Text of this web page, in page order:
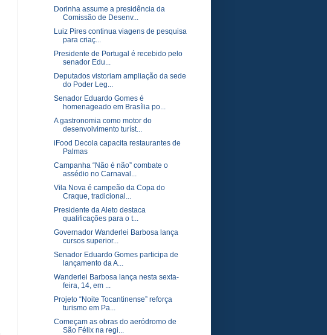
Dorinha assume a presidência da
Comissão de Desenv...
Luiz Pires continua viagens de pesquisa
para criaç...
Presidente de Portugal é recebido pelo
senador Edu...
Deputados vistoriam ampliação da sede
do Poder Leg...
Senador Eduardo Gomes é
homenageado em Brasília po...
A gastronomia como motor do
desenvolvimento turíst...
iFood Decola capacita restaurantes de
Palmas
Campanha “Não é não” combate o
assédio no Carnaval...
Vila Nova é campeão da Copa do
Craque, tradicional...
Presidente da Aleto destaca
qualificações para o t...
Governador Wanderlei Barbosa lança
cursos superior...
Senador Eduardo Gomes participa de
lançamento da A...
Wanderlei Barbosa lança nesta sexta-
feira, 14, em ...
Projeto “Noite Tocantinense” reforça
turismo em Pa...
Começam as obras do aeródromo de
São Félix na regi...